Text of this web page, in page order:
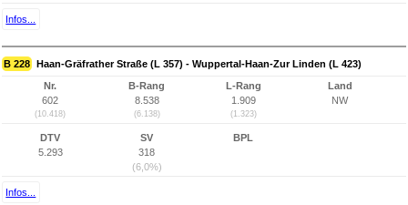
Infos...
B 228 Haan-Gräfrather Straße (L 357) - Wuppertal-Haan-Zur Linden (L 423)
Nr.
602
(10.418)
B-Rang
8.538
(6.138)
L-Rang
1.909
(1.323)
Land
NW
DTV
5.293
SV
318
(6,0%)
BPL
Infos...